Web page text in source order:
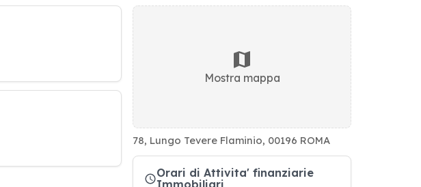
Mostra mappa
78, Lungo Tevere Flaminio, 00196 ROMA
Orari di Attivita' finanziarie
Immobiliari